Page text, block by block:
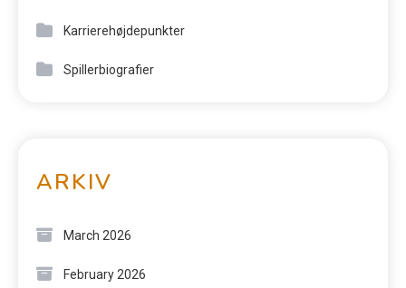
Karrierehøjdepunkter
Spillerbiografier
ARKIV
March 2026
February 2026